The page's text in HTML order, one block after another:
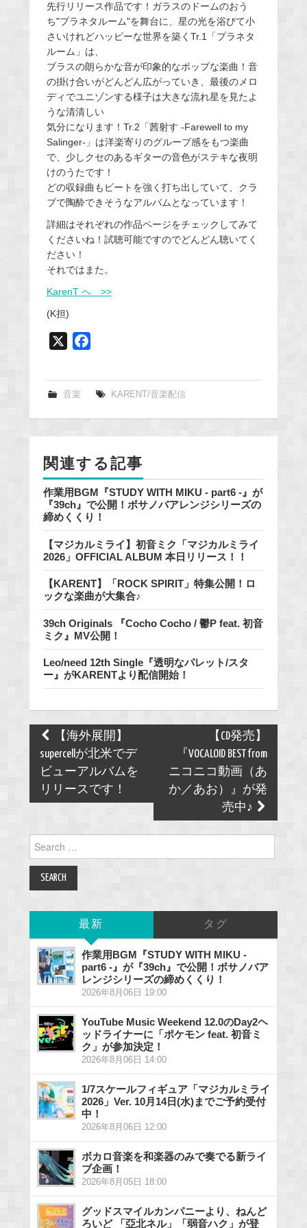
先行リリース作品です！ガラスのドームのおう
ち"プラネタルーム"を舞台に、星の光を浴びて小
さいけれどハッピーな世界を築くTr.1「プラネタ
ルーム」は、
ブラスの朗らかな音が印象的なポップな楽曲！音
の掛け合いがどんどん広がっていき、最後のメロ
ディでユニゾンする様子は大きな流れ星を見たよ
うな清清しい
気分になります！Tr.2「茜射す -Farewell to my
Salinger-」は洋楽寄りのグルーブ感をもつ楽曲
で、少しクセのあるギターの音色がステキな夜明
けのうたです！
どの収録曲もビートを強く打ち出していて、クラ
ブで陶酔できそうなアルバムとなっています！
詳細はそれぞれの作品ページをチェックしてみて
くださいね！試聴可能ですのでどんどん聴いてく
ださい！
それではまた。
KarenT へ >>
(K担)
e
k
音楽 KARENT/音楽配信
関連する記事
作業用BGM『STUDY WITH MIKU - part6 -』が
『39ch』で公開！ボサノバアレンジシリーズの
締めくくり！
【マジカルミライ】初音ミク「マジカルミライ
2026」OFFICIAL ALBUM 本日リリース！！
【KARENT】「ROCK SPIRIT」特集公開！ロ
ックな楽曲が大集合♪
39ch Originals 『Cocho Cocho / 鬱P feat. 初音
ミク』MV公開！
Leo/need 12th Single『透明なパレット/スタ
ー』がKARENTより配信開始！
Post
navigation
【海外展開】
supercellが北米でデ
ビューアルバムを
リリースです！
【CD発売】
『VOCALOID BEST from
ニコニコ動画（あ
か／あお）』が発
売中♪
for:
最新 タグ
作業用BGM『STUDY WITH MIKU -
part6 -』が『39ch』で公開！ボサノバア
レンジシリーズの締めくくり！
2026年8月06日 19:00
YouTube Music Weekend 12.0のDay2ヘ
ッドライナーに「ポケモン feat. 初音ミ
ク」が参加決定！
2026年8月06日 14:00
1/7スケールフィギュア「マジカルミライ
2026」Ver. 10月14日(水)までご予約受付
中！
2026年8月06日 12:00
ボカロ音楽を和楽器のみで奏でる新ライ
ブ企画！
2026年8月05日 18:00
グッドスマイルカンパニーより、ねんど
ろいど 「亞北ネル」「弱音ハク」が登